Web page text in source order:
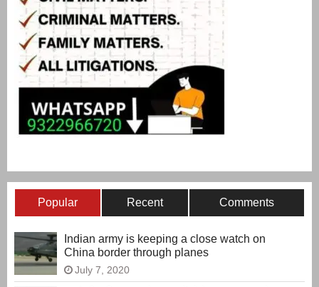
Popular Recent Comments
Indian army is keeping a close watch on
China border through planes
July 7, 2020